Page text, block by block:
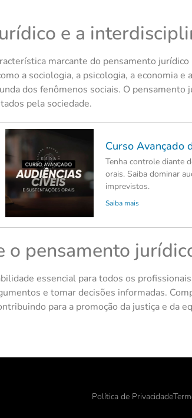
e a
marcante do pensamento
a sociologia, a psicologia, a economia
dos fenômenos sociais. O
pela sociedade.
Curso Avançado
Tenha controle diante
orais. Saiba dominar
imprevistos.
Saiba mais
o pensamento
essencial para todos os
e tomar decisões informadas.
para a promoção da justiça e da
Política de Privacidade